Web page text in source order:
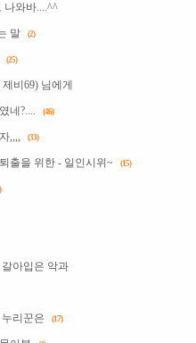
나와바....^^
말 (2)
(25)
비69) 님에게
네?.... (46)
,,,, (33)
출을 위한 - 일인시위~ (15)
아입은 악과
리꾼은 (17)